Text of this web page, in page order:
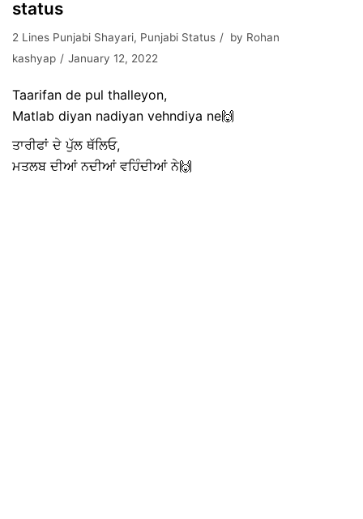
status
2 Lines Punjabi Shayari, Punjabi Status by Rohan
kashyap
January 12, 2022
Taarifan de pul thalleyon,
Matlab diyan nadiyan vehndiya ne🙌
ਤਾਰੀਫਾਂ ਦੇ ਪੁੱਲ ਥੱਲਿਓ,
ਮਤਲਬ ਦੀਆਂ ਨਦੀਆਂ ਵਹਿੰਦੀਆਂ ਨੇ🙌